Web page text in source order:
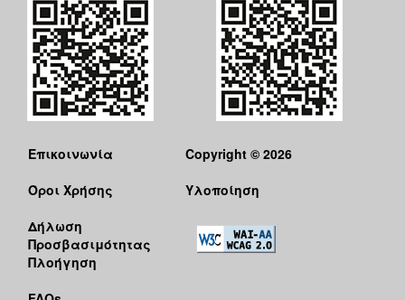
Επικοινωνία
Όροι Χρήσης
Δήλωση
Προσβασιμότητας
Πλοήγηση
Copyright © 2026
Υλοποίηση